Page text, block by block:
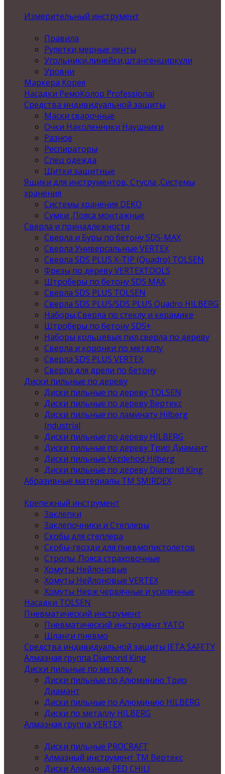
Измерительный инструмент
Правила
Рулетки,мерные ленты
Угольники,линейки,штангенциркули
Уровни
Маркера Корея
Насадки РемоКолор Professional
Средства индивидуальной защиты
Маски сварочные
Очки Наколенники Наушники
Разное
Респираторы
Спец одежда
Щитки защитные
Ящики для инструментов, Стусла ,Системы
хранения
Системы хранения DEKO
Сумки ,Пояса монтажные
Сверла и принадлежности
Сверла и Буры по бетону SDS-MAX
Сверла Универсальные VERTEX
Сверла SDS PLUS X-TIP (Quadro) TOLSEN
Фрезы по дереву VERTEXTOOLS
Штроберы по бетону SDS MAX
Сверла SDS PLUS TOLSEN
Сверла SDS PLUS/SDS PLUS Quadro HILBERG
Наборы,Сверла по стеклу и керамике
Штроберы по бетону SDS+
Наборы кольцевых пил,сверла по дереву
Сверла и коронки по металлу
Сверла SDS PLUS VERTEX
Сверла для дрели по бетону
Диски пильные по дереву
Диски пильные по дереву TOLSEN
Диски пильные по дереву Вертекс
Диски пильные по ламинату Hilberg
Industrial
Диски пильные по дереву HILBERG
Диски пильные по дереву Трио Диамант
Диски пильные Vezdehod Hilberg
Диски пильные по дереву Diamond King
Абразивные материалы ТМ SMIRDEX
Крепежный инструмент
Заклепки
Заклепочники и Степлеры
Скобы для степлера
Скобы-гвозди для пневмопистолетов
Стропы .Пояса страховочные
Хомуты Нейлоновые
Хомуты Нейлоновые VERTEX
Хомуты Нерж червячные и усиленные
Насадки TOLSEN
Пневматический инструмент
Пневматический инструмент YATO
Шланги пневмо
Средства индивидуальной защиты JETA SAFETY
Алмазная группа Diamond King
Диски пильные по металлу
Диски пильные по Алюминию Трио
Диамант
Диски пильные по Алюминию HILBERG
Диски по металлу HILBERG
Алмазная группа VERTEX
Диски пильные PROCRAFT
Алмазный инструмент ТМ Вертекс
Диски Алмазные RED CHILI